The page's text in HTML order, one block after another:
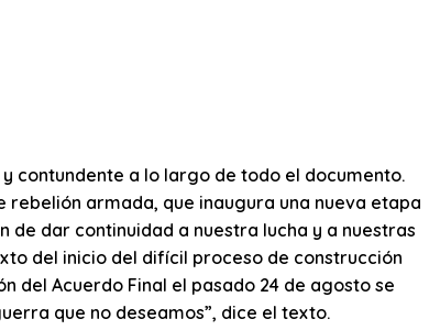
contundente a lo largo de todo el documento.
rebelión armada, que inaugura una nueva etapa
dar continuidad a nuestra lucha y a nuestras
del inicio del difícil proceso de construcción
del Acuerdo Final el pasado 24 de agosto se
que no deseamos”, dice el texto.